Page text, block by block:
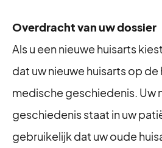
Overdracht van uw dossier
Als u een nieuwe huisarts
dat uw nieuwe huisarts op
medische geschiedenis. Uw
geschiedenis staat in uw
gebruikelijk dat uw oude